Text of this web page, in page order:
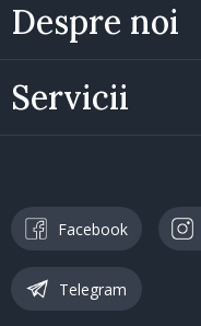
Despre noi
Servicii
Facebook
Telegram